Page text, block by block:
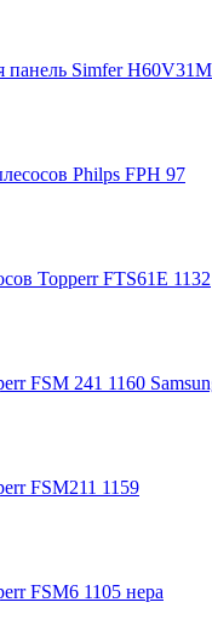
панель Simfer
Philps FPH 97
Topperr FTS61E 1132
FSM 241 1160
FSM211 1159
FSM6 1105 нера